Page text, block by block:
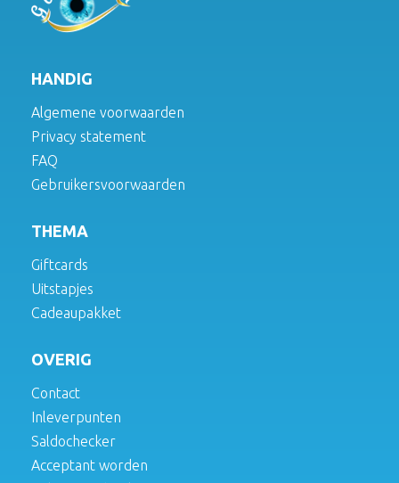
HANDIG
Algemene voorwaarden
Privacy statement
FAQ
Gebruikersvoorwaarden
THEMA
Giftcards
Uitstapjes
Cadeaupakket
OVERIG
Contact
Inleverpunten
Saldochecker
Acceptant worden